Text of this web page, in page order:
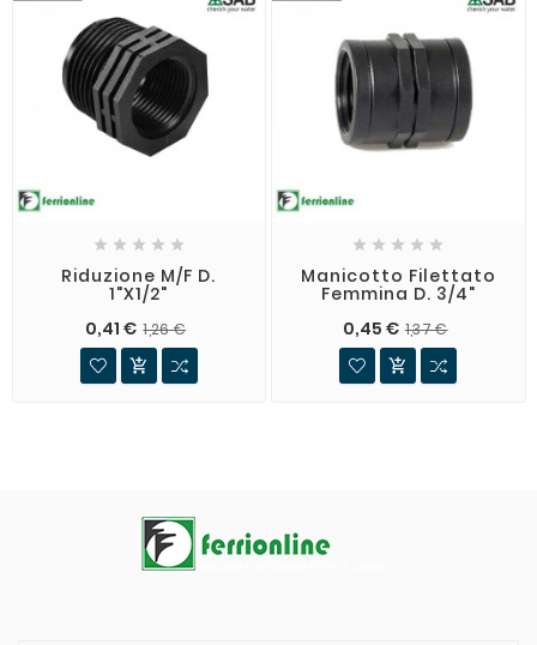
    
Riduzione M/F D.
1"x1/2"
0,41 € 1,26 €

    
Manicotto Filettato
Femmina D. 3/4"
0,45 € 1,37 €
